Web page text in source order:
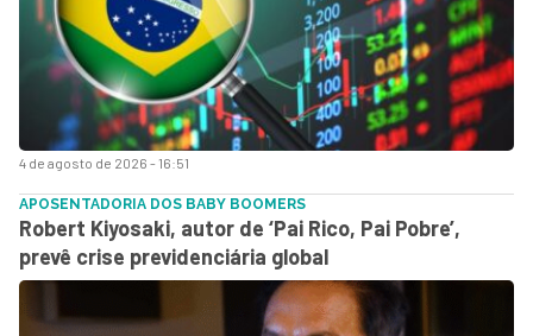
4 de agosto de 2026 - 16:51
APOSENTADORIA DOS BABY BOOMERS
Robert Kiyosaki, autor de ‘Pai Rico, Pai Pobre’,
prevê crise previdenciária global